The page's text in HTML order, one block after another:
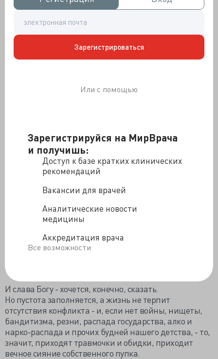
Зарегистрируйся на МирВрача
и получишь:
Доступ к базе кратких клинических
рекомендаций
Вакансии для врачей
Аналитические новости
медицины
Аккредитация врача
Все возможности
Зарегистрироваться
Или с помощью
отражения в зеркале ведет его к чувству эйфории.
Морщинку.
Обидку.
Травмочку.
Вот тут-то он и принимается разговаривать на
трехкопеечным драмам, которые всегда были и будут
между людьми, и на которые надо прежде всего
плюнуть и махнуть рукой, а потом благополучно
Религия психотерапии отучает людей от легкого,
ироничного, боевого отношения к жизни.
Учит их бесконечно бормотать о том, как им трудно,
хотя как раз в условиях русского двадцать первого
века - фантастически удачливого, мирного, сытого, -
такое подлинные трудности.
И слава Богу - хочется, конечно, сказать.
Но пустота заполняется, а жизнь не терпит
отсутствия конфликта - и, если нет войны, нищеты,
бандитизма, резни, распада государства, алко и
нарко-распада и прочих будней нашего детства, - то,
значит, приходят травмочки и обидки, приходит
вечное сияние собственного пупка.